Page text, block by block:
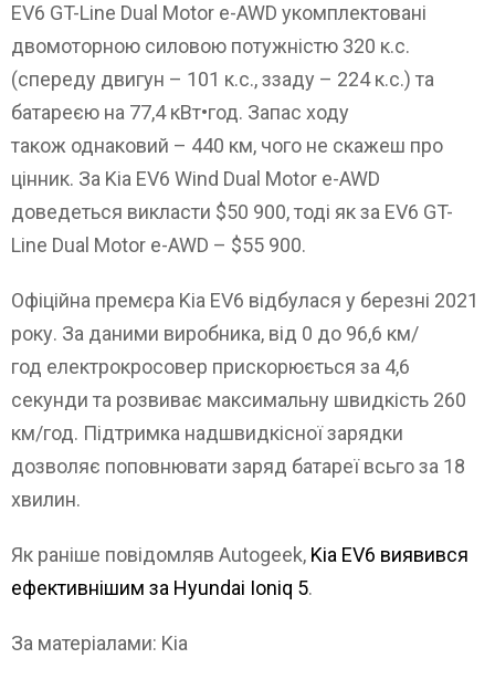
EV6 GT-Line Dual Motor e-AWD укомплектовані
двомоторною силовою потужністю 320 к.с.
(спереду двигун – 101 к.с., ззаду – 224 к.с.) та
батареєю на 77,4 кВт•год. Запас ходу
також однаковий – 440 км, чого не скажеш про
цінник. За Kia EV6 Wind Dual Motor e-AWD
доведеться викласти $50 900, тоді як за EV6 GT-
Line Dual Motor e-AWD – $55 900.
Офіційна премєра Kia EV6 відбулася у березні 2021
року. За даними виробника, від 0 до 96,6 км/
год електрокросовер прискорюється за 4,6
секунди та розвиває максимальну швидкість 260
км/год. Підтримка надшвидкісної зарядки
дозволяє поповнювати заряд батареї всьго за 18
хвилин.
Як раніше повідомляв Autogeek, Kia EV6 виявився
ефективнішим за Hyundai Ioniq 5.
За матеріалами: Kia